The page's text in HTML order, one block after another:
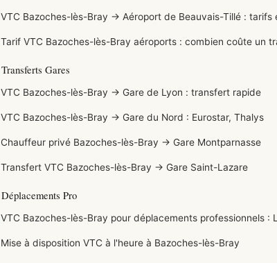
VTC Bazoches-lès-Bray → Aéroport de Beauvais-Tillé : tarifs
Tarif VTC Bazoches-lès-Bray aéroports : combien coûte un
Transferts Gares
VTC Bazoches-lès-Bray → Gare de Lyon : transfert rapide
VTC Bazoches-lès-Bray → Gare du Nord : Eurostar, Thalys
Chauffeur privé Bazoches-lès-Bray → Gare Montparnasse
Transfert VTC Bazoches-lès-Bray → Gare Saint-Lazare
Déplacements Pro
VTC Bazoches-lès-Bray pour déplacements professionnels :
Mise à disposition VTC à l'heure à Bazoches-lès-Bray